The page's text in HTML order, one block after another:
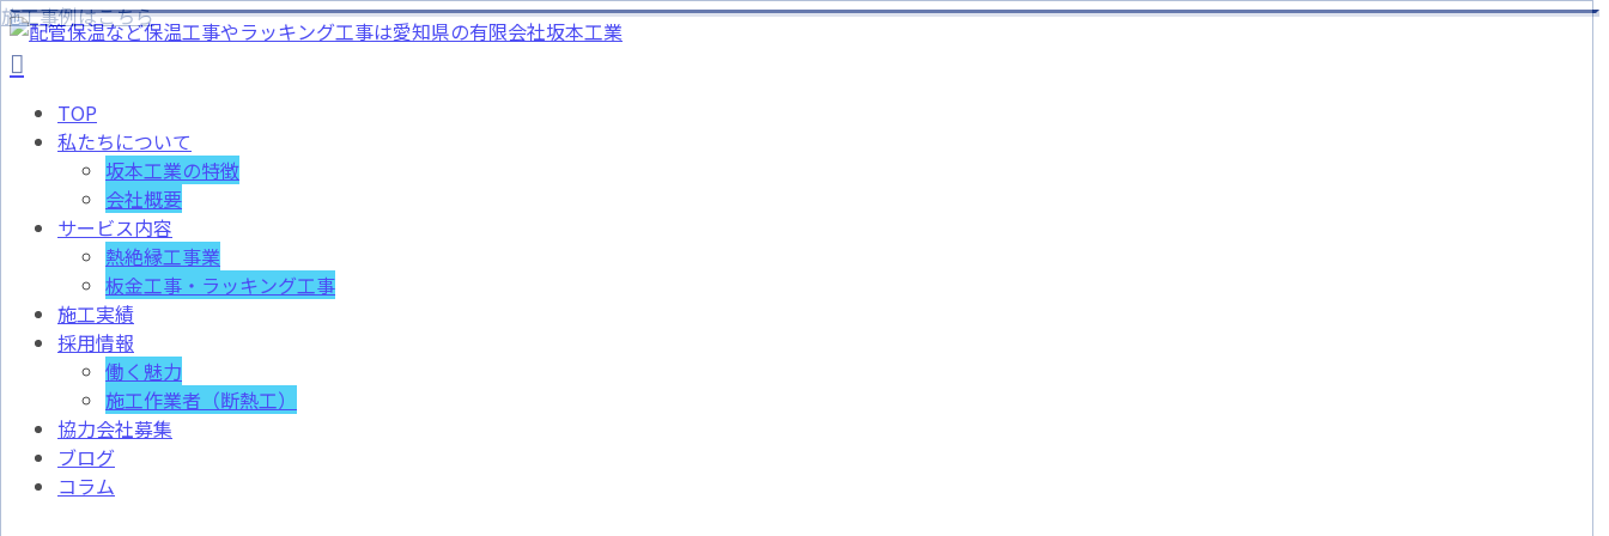
TOP
私たちについて
坂本工業の特徴
会社概要
サービス内容
熱絶縁工事業
板金工事・ラッキング工事
施工実績
採用情報
働く魅力
施工作業者（断熱工）
協力会社募集
ブログ
コラム
施工事例はこちら